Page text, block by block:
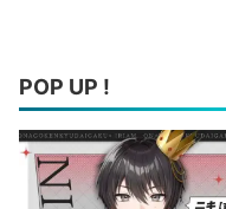
POP UP !